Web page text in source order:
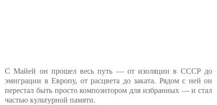
С Майей он прошел весь путь — от изоляции в СССР до
эмиграции в Европу, от расцвета до заката. Рядом с ней он
перестал быть просто композитором для избранных — и стал
частью культурной памяти.